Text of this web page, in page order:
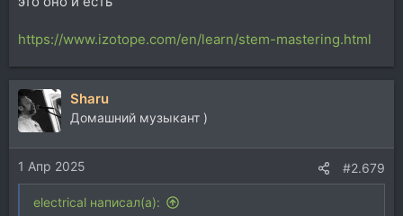
https://www.izotope.com/en/learn/stem-mastering.html
Sharu
Домашний музыкант )
1 Апр 2025 #2.679
electrical написал(а):